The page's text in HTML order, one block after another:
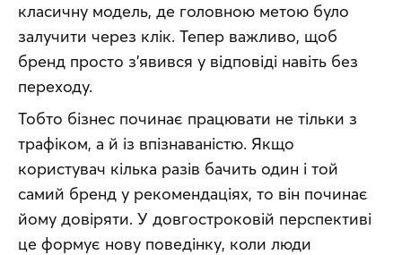
класичну модель, де головною метою було
залучити через клік. Тепер важливо, щоб
бренд просто з’явився у відповіді навіть без
переходу.
Тобто бізнес починає працювати не тільки з
трафіком, а й із впізнаваністю. Якщо
користувач кілька разів бачить один і той
самий бренд у рекомендаціях, то він починає
йому довіряти. У довгостроковій перспективі
це формує нову поведінку, коли люди